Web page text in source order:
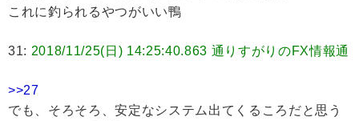
これに釣られるやつがいい鴨
31: 2018/11/25(日) 14:25:40.863 通りすがりのFX情報通
>>27
でも、そろそろ、安定なシステム出てくるころだと思う